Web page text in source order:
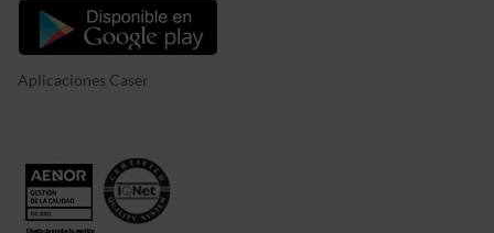
Aplicaciones Caser